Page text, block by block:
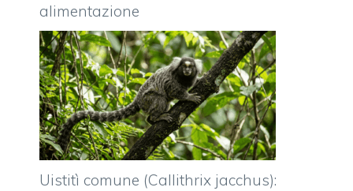
alimentazione
Uistitì comune (Callithrix jacchus):